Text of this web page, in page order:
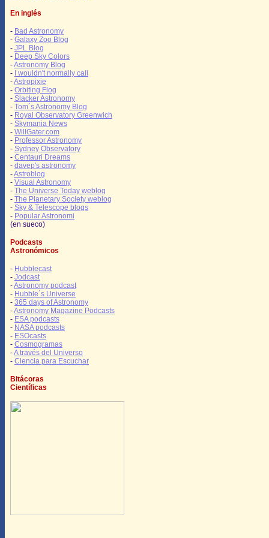
En inglés
- Bad Astronomy
- Galaxy Zoo Blog
- JPL Blog
- Deep Sky Colors
-Astronomy Blog
- I wouldn't normally call
-Astropixie
- Orbiting Flog
- Slacker Astronomy
- Tom´s Astronomy Blog
- Royal Observatory Greenwich
- Skymania News
- WillGater.com
- Professor Astronomy
- Sydney Observatory
- Centauri Dreams
- davep's astronomy
-Astroblog
- Visual Astronomy
- The Universe Today weblog
- The Planetary Society weblog
- Sky & Telescope blogs
- Popular Astronomi
(en sueco)
Podcasts
Astronómicos
- Hubblecast
- Jodcast
-Astronomy podcast
- Hubble´s Universe
- 365 days of Astronomy
-Astronomy Magazine Podcasts
- ESA podcasts
- NASA podcasts
- ESOcasts
- Cosmogramas
-A través del Universo
- Ciencia para Escuchar
Bitácoras
Científicas